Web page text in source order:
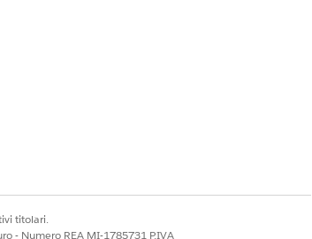
i record all'interno di
più rapidamente
titolari.
- Numero REA MI-1785731 P.IVA